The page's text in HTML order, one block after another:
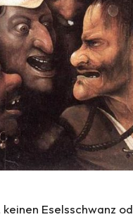
Eselsschwanz